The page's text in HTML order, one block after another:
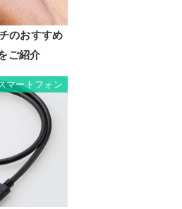
のおすすめ
ご紹介
マートフォン